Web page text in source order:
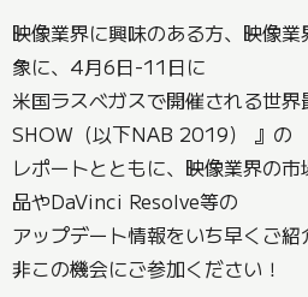
映像業界に興味のある方、映像
象に、4月6日-11日に
米国ラスベガスで開催される世
SHOW（以下NAB 2019） 』の
レポートとともに、映像業界の
品やDaVinci Resolve等の
アップデート情報をいち早くご
非この機会にご参加ください！